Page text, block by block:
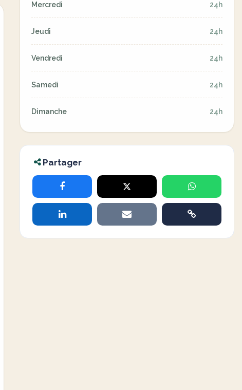
Mercredi 24h
Jeudi 24h
Vendredi 24h
Samedi 24h
Dimanche 24h
Partager